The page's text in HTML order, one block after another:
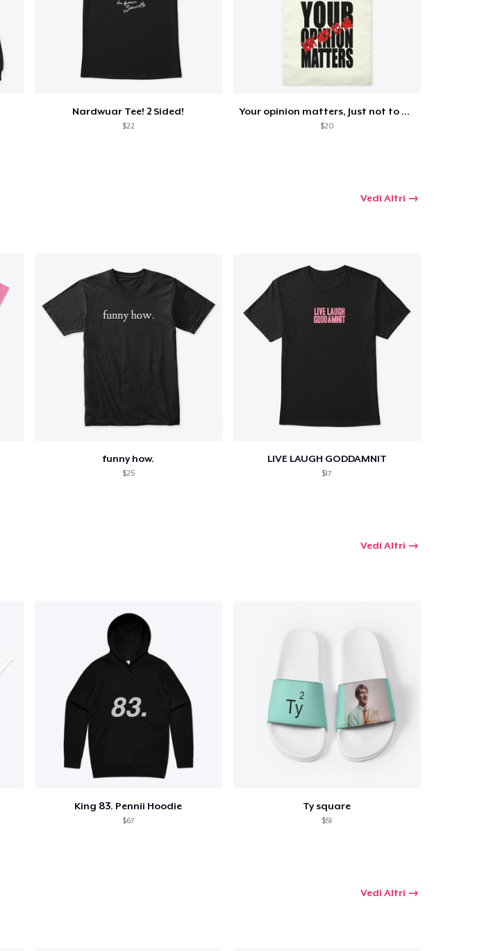
Nardwuar Tee! 2 Sided!
$22
Your opinion matters, Just not to me!
$20
Vedi Altri
funny how.
$25
LIVE LAUGH GODDAMNIT
$17
Vedi Altri
King 83. Pennii Hoodie
$67
Ty square
$51
Vedi Altri
Continua a Comprare